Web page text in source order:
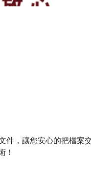
件，讓您安心的把檔案
！